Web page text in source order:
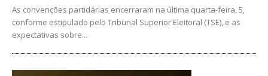
As convenções partidárias encerraram na última quarta-feira, 5,
conforme estipulado pelo Tribunal Superior Eleitoral (TSE), e as
expectativas sobre...